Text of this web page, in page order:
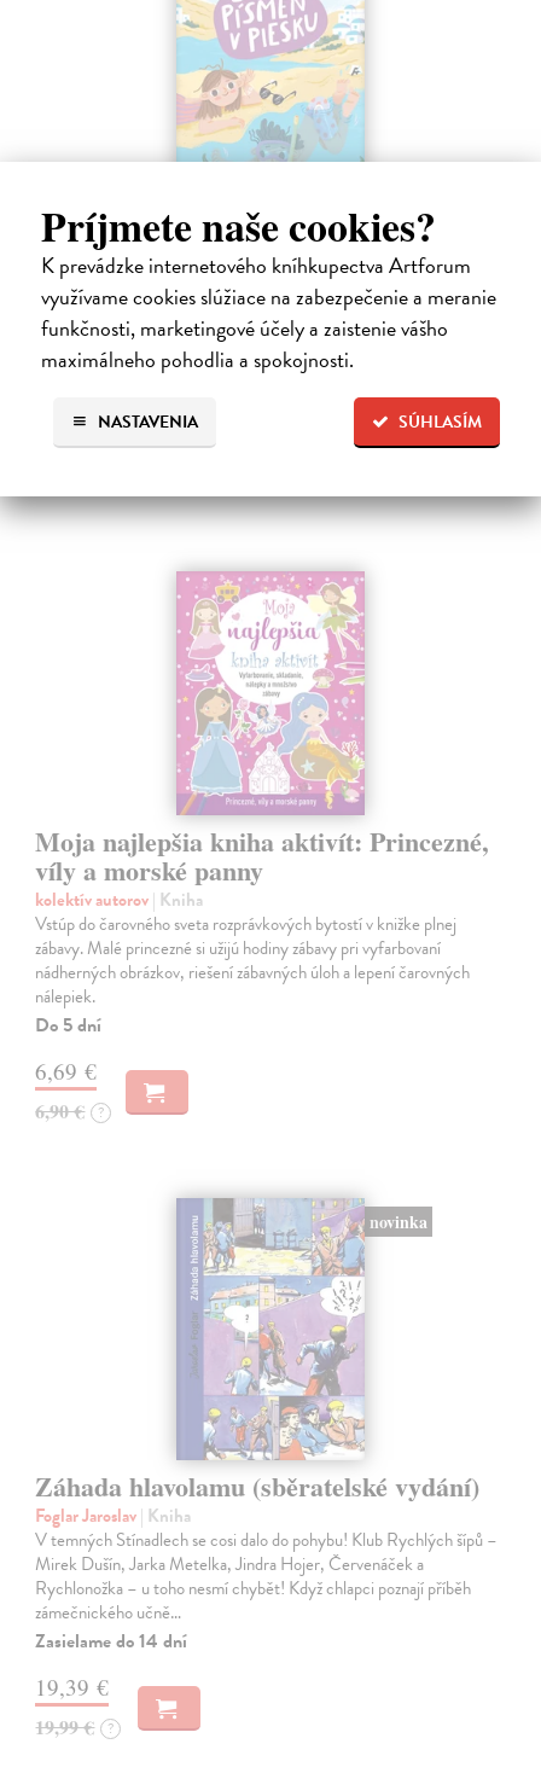
Príjmete naše cookies?
K prevádzke internetového kníhkupectva Artforum
využívame cookies slúžiace na zabezpečenie a meranie
funkčnosti, marketingové účely a zaistenie vášho
maximálneho pohodlia a spokojnosti.
SÚHLASÍM
NASTAVENIA
Sedem písmen v piesku
Hlušíková Marta | Kniha
Dovolenka na Kréte je niekedy plná prekvapení. Súrodenci Noro a
Anabela pri mori spoznávajú svojráznych Chrtovcov, natrafia na
usušenú jaštericu, zaujmú ich Uwe a Hans, ktorí sú takmer celé dni
zahrabaní…
14,20 €
Moja najlepšia kniha aktivít: Princezné,
víly a morské panny
kolektív autorov| Kniha
Vstúp do čarovného sveta rozprávkových bytostí v knižke plnej
zábavy. Malé princezné si užijú hodiny zábavy pri vyfarbovaní
nádherných obrázkov, riešení zábavných úloh a lepení čarovných
nálepiek.
Do 5 dní
6,69 €
6,90 € ?
novinka
Záhada hlavolamu (sběratelské vydání)
Foglar Jaroslav| Kniha
V temných Stínadlech se cosi dalo do pohybu! Klub Rychlých šípů –
Mirek Dušín, Jarka Metelka, Jindra Hojer, Červenáček a
Rychlonožka – u toho nesmí chybět! Když chlapci poznají příběh
zámečnického učně…
Zasielame do 14 dní
19,39 €
19,99 € ?